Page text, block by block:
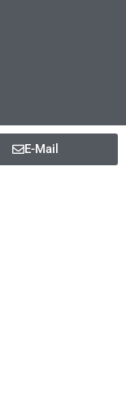
E-Mail